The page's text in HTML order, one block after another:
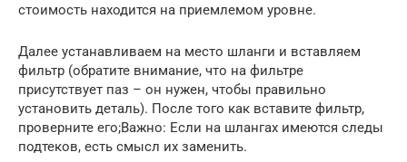
стоимость находится на приемлемом уровне.
Далее устанавливаем на место шланги и вставляем
фильтр (обратите внимание, что на фильтре
присутствует паз – он нужен, чтобы правильно
установить деталь). После того как вставите фильтр,
проверните его;Важно: Если на шлангах имеются следы
подтеков, есть смысл их заменить.